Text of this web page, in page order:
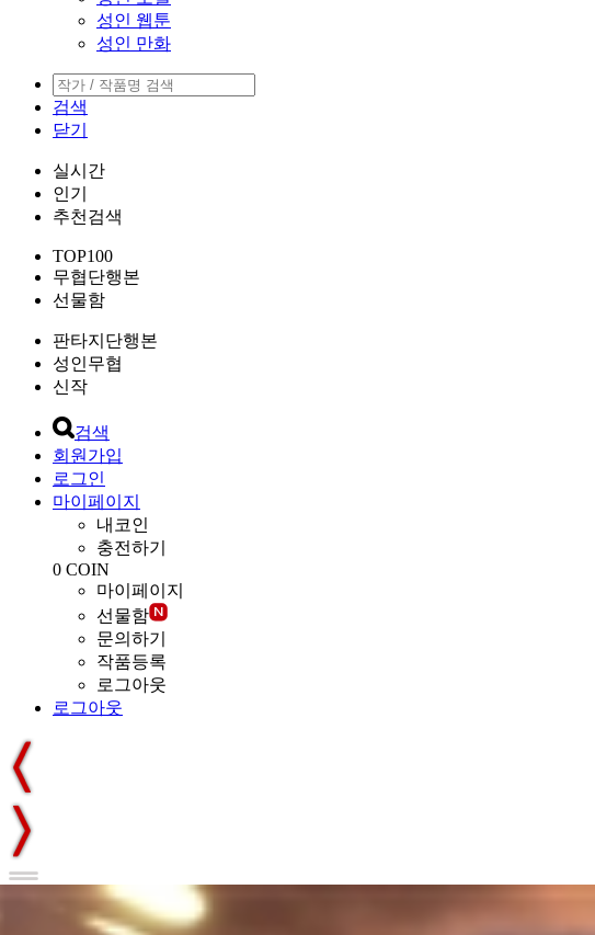
성인 웹툰
성인 만화
검색
닫기
실시간
인기
추천검색
TOP100
무협단행본
선물함
판타지단행본
성인무협
신작
검색
회원가입
로그인
마이페이지
내코인
충전하기
0 COIN
마이페이지
선물함
문의하기
작품등록
로그아웃
로그아웃